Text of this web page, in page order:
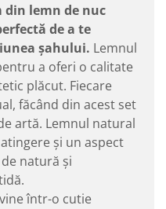
din lemn de nuc
de a te
șahului. Lemnul
a oferi o calitate
plăcut. Fiecare
făcând din acest set
artă. Lemnul natural
și un aspect
natură și
într-o cutie